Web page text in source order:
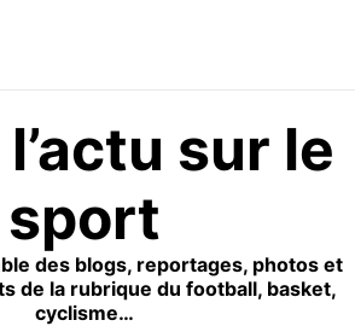
sur le
sport
des blogs, reportages, photos et
de la rubrique du football, basket,
cyclisme…